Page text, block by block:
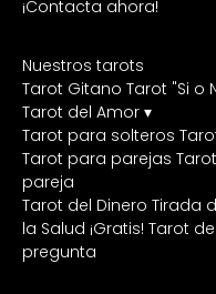
¡Contacta ahora!
Nuestros tarots
Tarot Gitano Tarot "Si o
Tarot del Amor ▾
Tarot para solteros
Tarot para parejas
pareja
Tarot del Dinero Tirada
la Salud ¡Gratis! Tarot
pregunta